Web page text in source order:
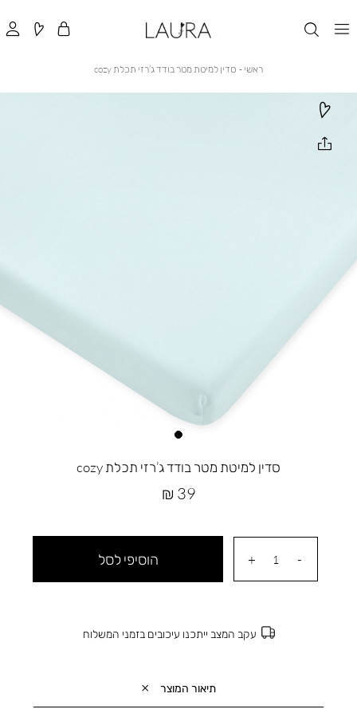
ראשי ראשי
סדין למיטת מטר בודד ג’רזי תכלת cozy
סדין
מטר
סדין למיטת מטר בודד ג’רזי תכלת cozy
מחיר
39 ₪
הוסיפי לסל
עקב המצב ייתכנו עיכובים בזמני המשלוח
תיאור המוצר